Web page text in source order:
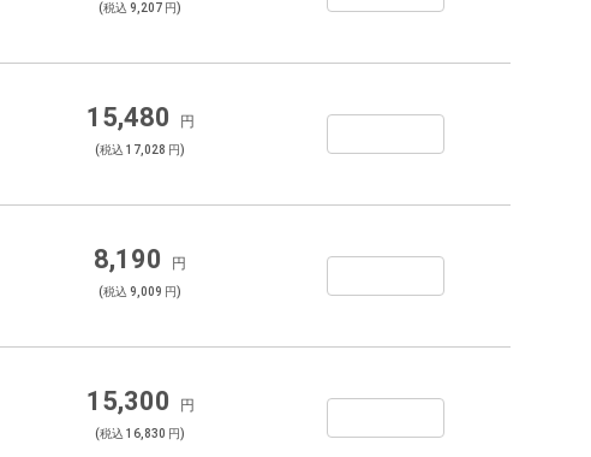
(税込 9,207 円)
15,480 円
(税込 17,028 円)
8,190 円
(税込 9,009 円)
15,300 円
(税込 16,830 円)